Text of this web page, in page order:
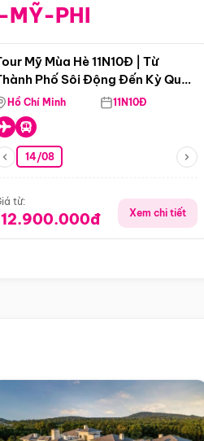
MỸ-PHI
Mỹ Mùa Hè 11N10Đ | Từ
Phố Sôi Động Đến Kỳ Quan
Nhiên Mỹ
Hồ Chí Minh 11N10Đ
14/08
từ:
Xem chi tiết